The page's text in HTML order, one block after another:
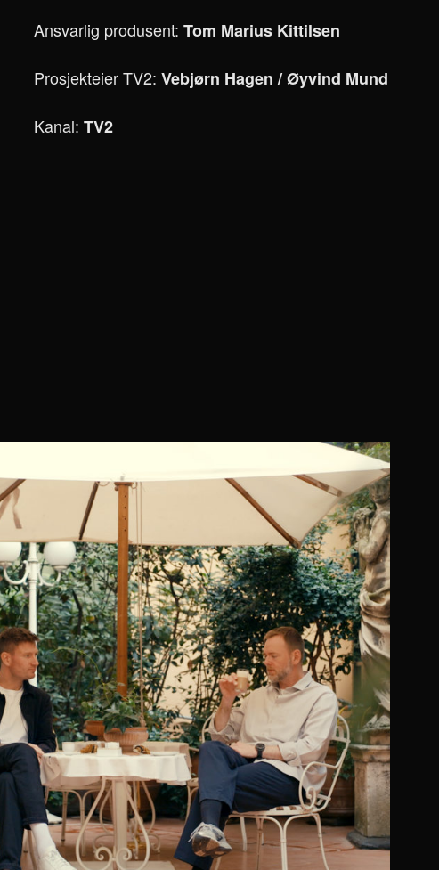
Ansvarlig produsent:Tom Marius Kittilsen
Prosjekteier TV2: Vebjørn Hagen / Øyvind Mund
Kanal:TV2